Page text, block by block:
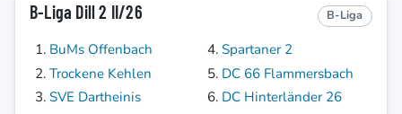
B-Liga Dill 2 II/26 B-Liga
BuMs Offenbach
Trockene Kehlen
SVE Dartheinis
Spartaner 2
DC 66 Flammersbach
DC Hinterländer 26